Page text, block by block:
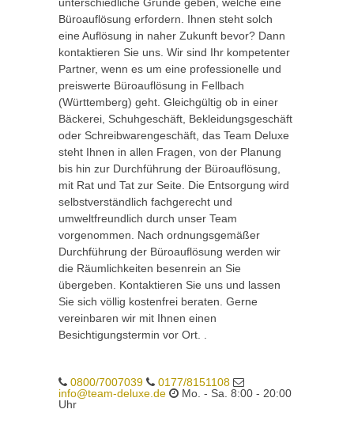
Büroauflösung erfordern. Ihnen steht solch
eine Auflösung in naher Zukunft bevor? Dann
kontaktieren Sie uns. Wir sind Ihr kompetenter
Partner, wenn es um eine professionelle und
preiswerte Büroauflösung in Fellbach
(Württemberg) geht. Gleichgültig ob in einer
Bäckerei, Schuhgeschäft, Bekleidungsgeschäft
oder Schreibwarengeschäft, das Team Deluxe
steht Ihnen in allen Fragen, von der Planung
bis hin zur Durchführung der Büroauflösung,
mit Rat und Tat zur Seite. Die Entsorgung wird
selbstverständlich fachgerecht und
umweltfreundlich durch unser Team
vorgenommen. Nach ordnungsgemäßer
Durchführung der Büroauflösung werden wir
die Räumlichkeiten besenrein an Sie
übergeben. Kontaktieren Sie uns und lassen
Sie sich völlig kostenfrei beraten. Gerne
vereinbaren wir mit Ihnen einen
Besichtigungstermin vor Ort. .
0800/7007039
0177/8151108
info@team-deluxe.de
Mo. - Sa. 8:00 - 20:00
Uhr